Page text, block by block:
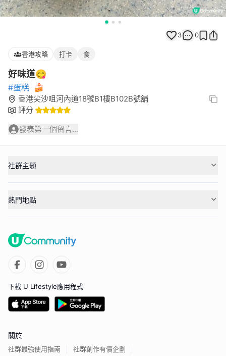
3 0
香港攻略 打卡 食
好味道😋
#蛋糕 🍰
香港尖沙咀河內道18號B1樓B102B號舖
評分
發表第一個留言...
社群主題
熱門地點
下載 U Lifestyle應用程式
關於
社群最強使用指南 社群創作有價企劃